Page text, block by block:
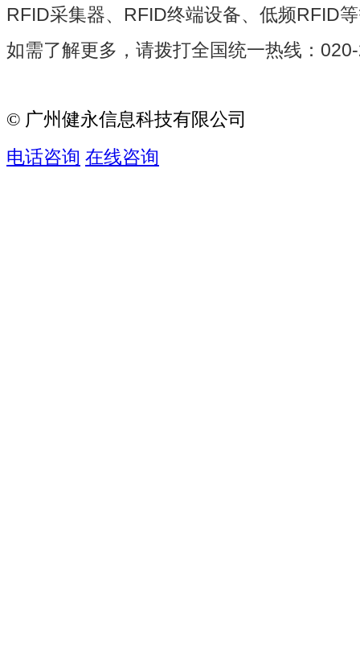
RFID采集器、RFID终端设备、低频RFID
如需了解更多，请拨打全国统一热线：
© 广州健永信息科技有限公司
电话咨询 在线咨询